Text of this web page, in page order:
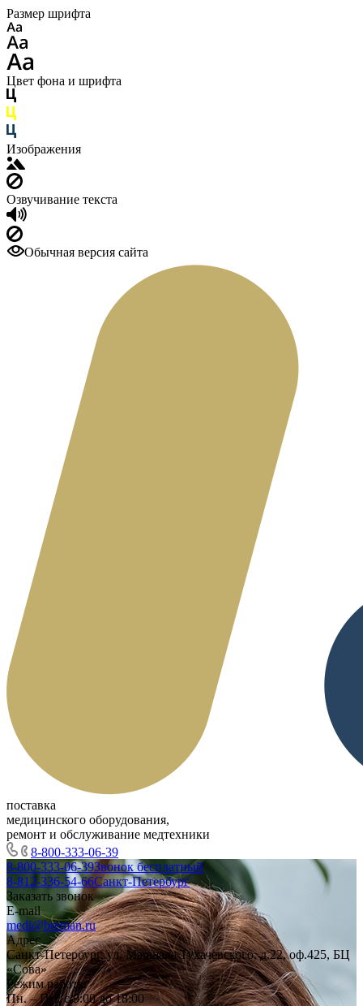
Размер шрифта
Цвет фона и шрифта
Изображения
Озвучивание текста
Обычная версия сайта
поставка
медицинского оборудования,
ремонт и обслуживание медтехники
8-800-333-06-39
8-800-333-06-39Звонок бесплатный
8-812-336-54-66Санкт-Петербург
Заказать звонок
E-mail
medi@breman.ru
Адрес
Санкт-Петербург, ул. Маршала Тухачевского, д.22, оф.425, БЦ
«Сова»
Режим работы
Пн. – Пт.: с 9:00 до 18:00